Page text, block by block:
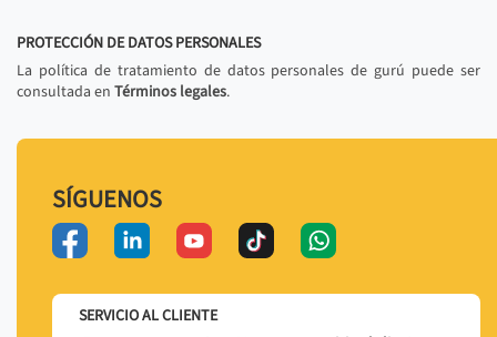
PROTECCIÓN DE DATOS PERSONALES
La política de tratamiento de datos personales de gurú puede ser
consultada en Términos legales.
SÍGUENOS
SERVICIO AL CLIENTE